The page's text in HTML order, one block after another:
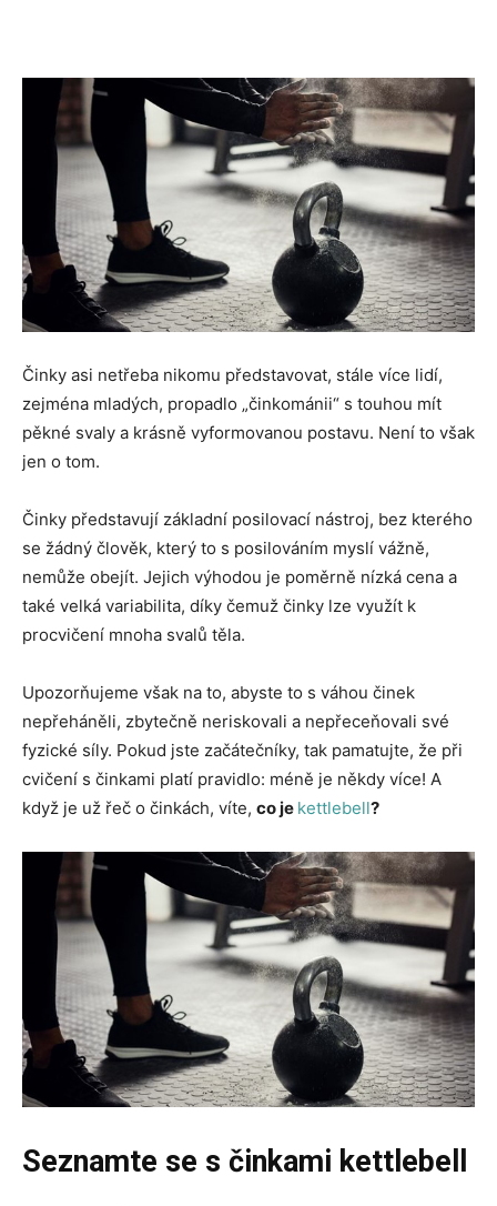
Činky asi netřeba nikomu představovat, stále více lidí,
zejména mladých, propadlo „činkománii“ s touhou mít
pěkné svaly a krásně vyformovanou postavu. Není to však
jen o tom.
Činky představují základní posilovací nástroj, bez kterého
se žádný člověk, který to s posilováním myslí vážně,
nemůže obejít. Jejich výhodou je poměrně nízká cena a
také velká variabilita, díky čemuž činky lze využít k
procvičení mnoha svalů těla.
Upozorňujeme však na to, abyste to s váhou činek
nepřeháněli, zbytečně neriskovali a nepřeceňovali své
fyzické síly. Pokud jste začátečníky, tak pamatujte, že při
cvičení s činkami platí pravidlo: méně je někdy více! A
když je už řeč o činkách, víte, co je kettlebell?
Seznamte se s činkami kettlebell